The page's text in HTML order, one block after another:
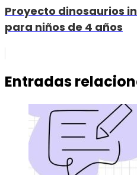
Proyecto dinosaurios
para niños de 4 años
Entradas